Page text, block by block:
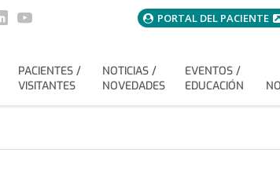
menuAcceso
PORTAL DEL PACIENTE
Buscar
PACIENTES /
VISITANTES
NOTICIAS /
NOVEDADES
EVENTOS /
EDUCACIÓN